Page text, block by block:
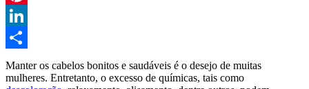
Pinterest
LinkedIn
Compartilhar
Manter os cabelos bonitos e saudáveis é o desejo de muitas
mulheres. Entretanto, o excesso de químicas, tais como